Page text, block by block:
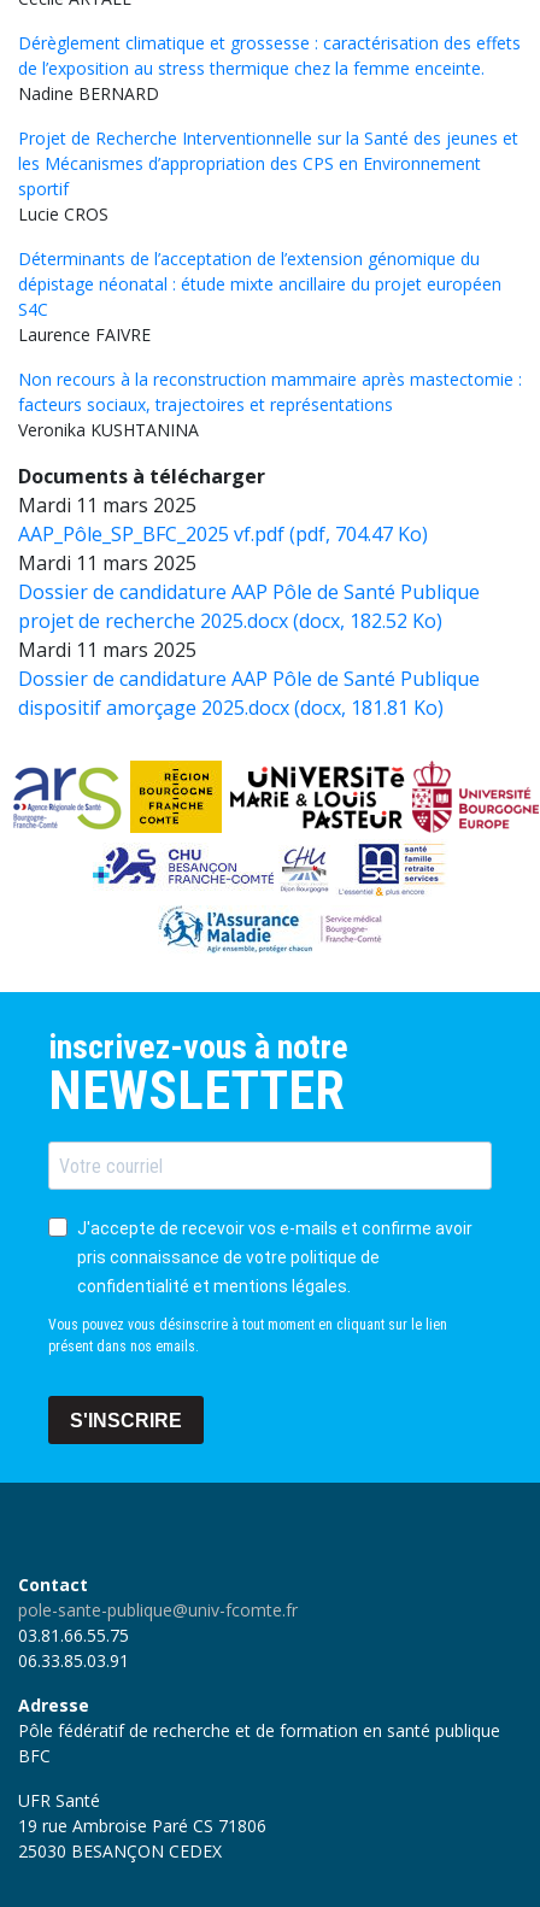
Dérèglement climatique et grossesse : caractérisation des effets
de l’exposition au stress thermique chez la femme enceinte.
Nadine BERNARD
Projet de Recherche Interventionnelle sur la Santé des jeunes et
les Mécanismes d’appropriation des CPS en Environnement
sportif
Lucie CROS
Déterminants de l’acceptation de l’extension génomique du
dépistage néonatal : étude mixte ancillaire du projet européen
S4C
Laurence FAIVRE
Non recours à la reconstruction mammaire après mastectomie :
facteurs sociaux, trajectoires et représentations
Veronika KUSHTANINA
Documents à télécharger
Mardi 11 mars 2025
Document
AAP_Pôle_SP_BFC_2025 vf.pdf (pdf, 704.47 Ko)
Mardi 11 mars 2025
Document
Dossier de candidature AAP Pôle de Santé Publique
projet de recherche 2025.docx (docx, 182.52 Ko)
Mardi 11 mars 2025
Document
Dossier de candidature AAP Pôle de Santé Publique
dispositif amorçage 2025.docx (docx, 181.81 Ko)
inscrivez-vous à notre
NEWSLETTER
J'accepte de recevoir vos e-mails et confirme avoir
pris connaissance de votre politique de
confidentialité et mentions légales.
Vous pouvez vous désinscrire à tout moment en cliquant sur le lien
présent dans nos emails.
S'INSCRIRE
Contact
pole-sante-publique@univ-fcomte.fr
03.81.66.55.75
06.33.85.03.91
Adresse
Pôle fédératif de recherche et de formation en santé publique
BFC
UFR Santé
19 rue Ambroise Paré CS 71806
25030 BESANÇON CEDEX